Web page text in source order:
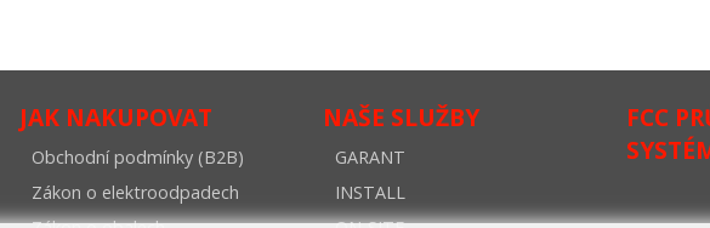
JAK NAKUPOVAT
Obchodní podmínky (B2B)
Zákon o elektroodpadech
NAŠE SLUŽBY
GARANT
INSTALL
FCC